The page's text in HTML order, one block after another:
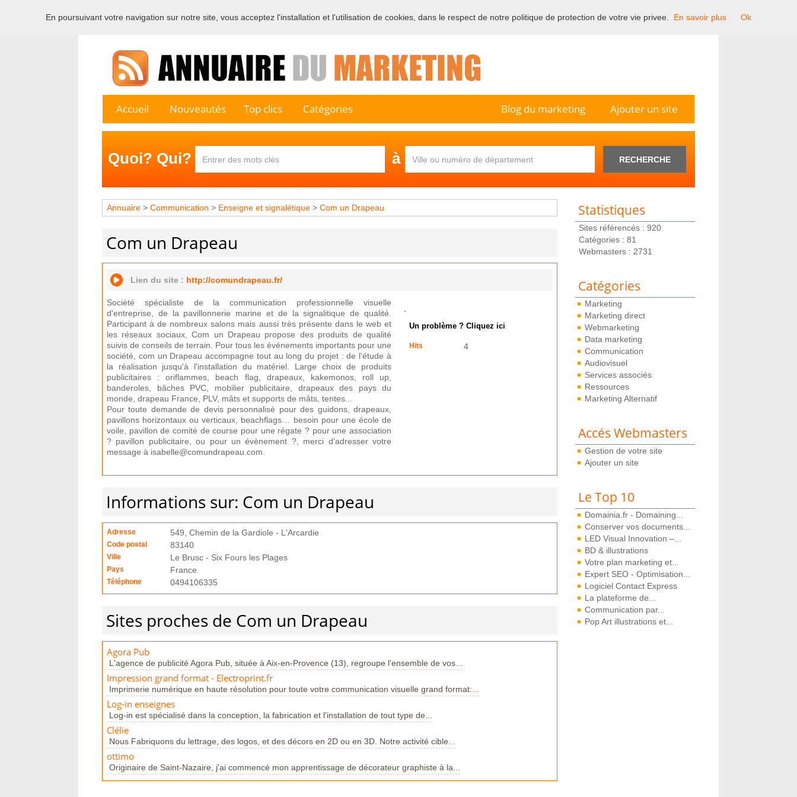
Bienvenue sur l'annuaire professionnel du marketing et de la communication en France.
Accueil Nouveautés Top clics Catégories Ajouter un site
Blog du marketing
Quoi? Qui? à RECHERCHE
Statistiques
Sites référencés : 920
Catégories : 81
Webmasters : 2731
Catégories
Marketing
Marketing direct
Webmarketing
Data marketing
Communication
Audiovisuel
Services associés
Ressources
Marketing Alternatif
Accés Webmasters
Gestion de votre site
Ajouter un site
Le Top 10
Domainia.fr - Domaining...
Conserver vos documents...
LED Visual Innovation –...
BD & illustrations
Votre plan marketing et...
Expert SEO - Optimisation...
Logiciel Contact Express
La plateforme de...
Communication par...
Pop Art illustrations et...
Annuaire > Communication > Enseigne et signalétique > Com un Drapeau
Com un Drapeau
Lien du site : http://comundrapeau.fr/
Société spécialiste de la communication professionnelle visuelle
d'entreprise, de la pavillonnerie marine et de la signalitique de qualité.
Participant à de nombreux salons mais aussi très présente dans le web et
les réseaux sociaux, Com un Drapeau propose des produits de qualité
suivis de conseils de terrain. Pour tous les événements importants pour une
société, com un Drapeau accompagne tout au long du projet : de l'étude à
la réalisation jusqu'à l'installation du matériel. Large choix de produits
publicitaires : oriflammes, beach flag, drapeaux, kakemonos, roll up,
banderoles, bâches PVC, mobilier publicitaire, drapeaux des pays du
monde, drapeau France, PLV, mâts et supports de mâts, tentes...
Pour toute demande de devis personnalisé pour des guidons, drapeaux,
pavillons horizontaux ou verticaux, beachflags… besoin pour une école de
voile, pavillon de comité de course pour une régate ? pour une association
? pavillon publicitaire, ou pour un évènement ?, merci d'adresser votre
message à isabelle@comundrapeau.com.
Un problème ? Cliquez ici
Hits 4
Informations sur: Com un Drapeau
Adresse 549, Chemin de la Gardiole - L'Arcardie
Code postal 83140
Ville Le Brusc - Six Fours les Plages
Pays France
Téléphone 0494106335
Sites proches de Com un Drapeau
Agora Pub
L'agence de publicité Agora Pub, située à Aix-en-Provence (13), regroupe l'ensemble de vos...
Impression grand format - Electroprint.fr
Imprimerie numérique en haute résolution pour toute votre communication visuelle grand format:...
Log-in enseignes
Log-in est spécialisé dans la conception, la fabrication et l'installation de tout type de...
Clélie
Nous Fabriquons du lettrage, des logos, et des décors en 2D ou en 3D. Notre activité cible...
ottimo
Originaire de Saint-Nazaire, j'ai commencé mon apprentissage de décorateur graphiste à la...
En poursuivant votre navigation sur notre site, vous acceptez l'installation et l'utilisation de cookies, dans le respect de notre politique de protection de votre vie privee. En savoir plus Ok